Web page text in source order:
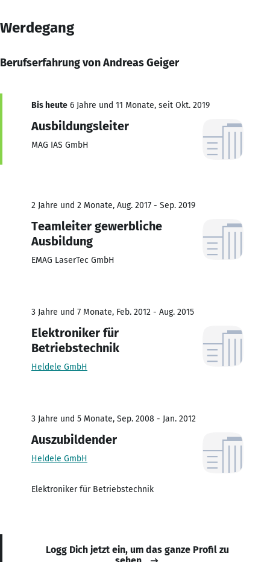
Werdegang
Berufserfahrung von Andreas Geiger
Bis heute 6 Jahre und 11 Monate, seit Okt. 2019
Ausbildungsleiter
MAG IAS GmbH
2 Jahre und 2 Monate, Aug. 2017 - Sep. 2019
Teamleiter gewerbliche
Ausbildung
EMAG LaserTec GmbH
3 Jahre und 7 Monate, Feb. 2012 - Aug. 2015
Elektroniker für
Betriebstechnik
Heldele GmbH
3 Jahre und 5 Monate, Sep. 2008 - Jan. 2012
Auszubildender
Heldele GmbH
Elektroniker für Betriebstechnik
Logg Dich jetzt ein, um das ganze Profil zu